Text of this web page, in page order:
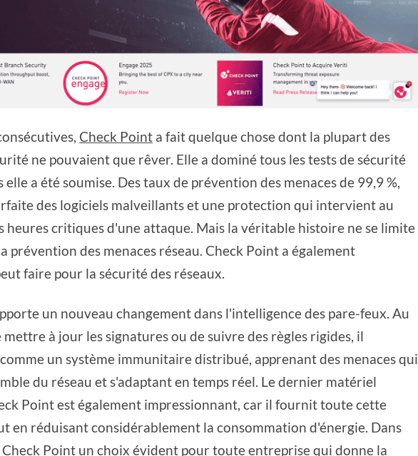
Check Point a fait quelque chose dont la plupart des
ne pouvaient que rêver. Elle a dominé tous les tests de sécurité
a été soumise. Des taux de prévention des menaces de 99,9 %,
des logiciels malveillants et une protection qui intervient au
heures critiques d'une attaque. Mais la véritable histoire ne se limite
prévention des menaces réseau. Check Point a également
faire pour la sécurité des réseaux.
un nouveau changement dans l'intelligence des pare-feux. Au
à jour les signatures ou de suivre des règles rigides, il
un système immunitaire distribué, apprenant des menaces qui
du réseau et s'adaptant en temps réel. Le dernier matériel
Point est également impressionnant, car il fournit toute cette
en réduisant considérablement la consommation d'énergie. Dans
Check Point un choix évident pour toute entreprise qui donne la